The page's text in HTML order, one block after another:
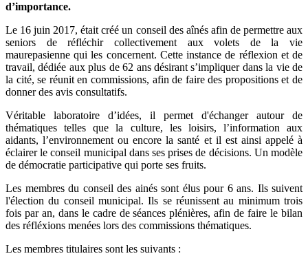
d’importance.
Le 16 juin 2017, était créé un conseil des aînés afin de permettre aux
seniors de réfléchir collectivement aux volets de la vie
maurepasienne qui les concernent. Cette instance de réflexion et de
travail, dédiée aux plus de 62 ans désirant s’impliquer dans la vie de
la cité, se réunit en commissions, afin de faire des propositions et de
donner des avis consultatifs.
Véritable laboratoire d’idées, il permet d'échanger autour de
thématiques telles que la culture, les loisirs, l’information aux
aidants, l’environnement ou encore la santé et il est ainsi appelé à
éclairer le conseil municipal dans ses prises de décisions. Un modèle
de démocratie participative qui porte ses fruits.
Les membres du conseil des ainés sont élus pour 6 ans. Ils suivent
l'élection du conseil municipal. Ils se réunissent au minimum trois
fois par an, dans le cadre de séances plénières, afin de faire le bilan
des réfléxions menées lors des commissions thématiques.
Les membres titulaires sont les suivants :